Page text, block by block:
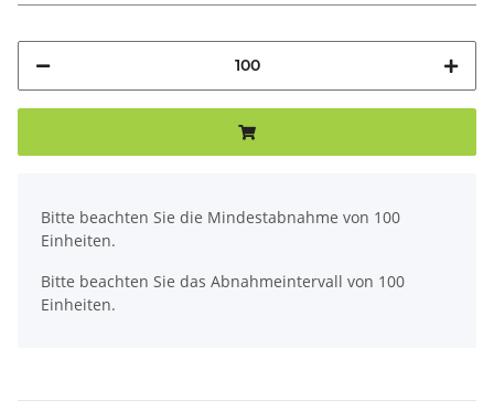
Bitte beachten Sie die Mindestabnahme von 100
Einheiten.
Bitte beachten Sie das Abnahmeintervall von 100
Einheiten.